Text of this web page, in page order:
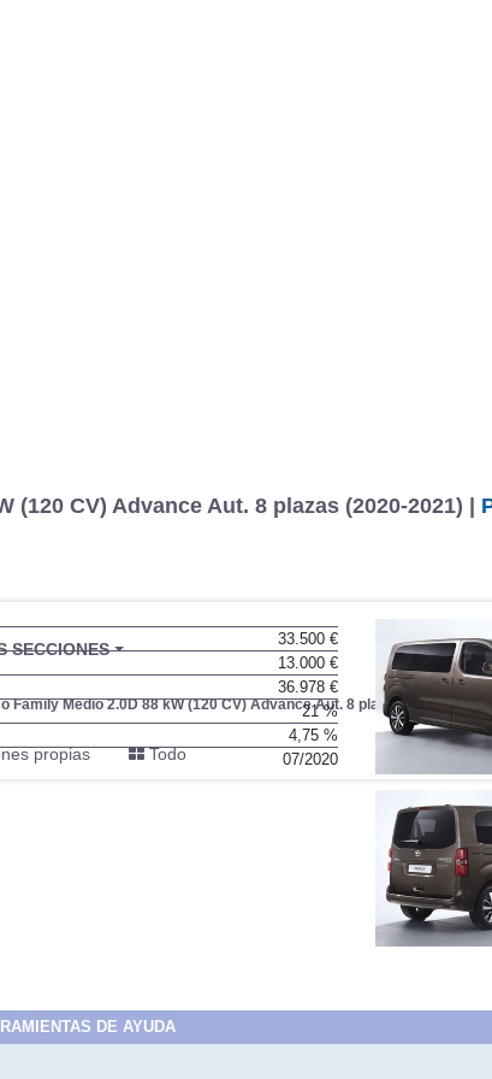
Family Medio 2.0D 88 kW (120 CV) Advance Aut. 8 plazas
(120 CV) Advance Aut. 8 plazas (2020-2021) |
33.500 €
13.000 €
36.978 €
21 %
4,75 %
DE AYUDA